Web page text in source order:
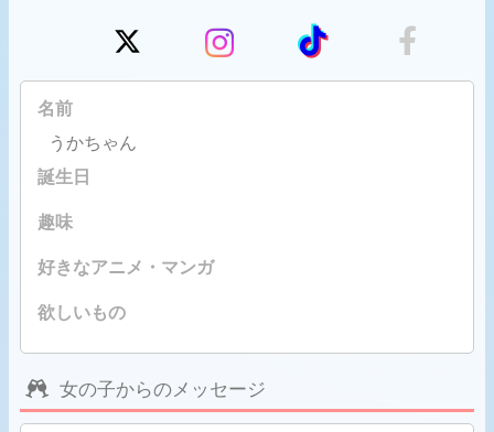
名前
うかちゃん
誕生日
趣味
好きなアニメ・マンガ
欲しいもの
女の子からのメッセージ